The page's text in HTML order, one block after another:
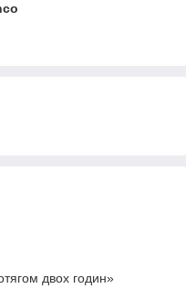
двох годин»